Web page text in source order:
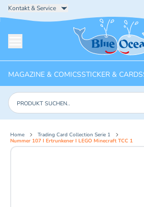
Kontakt & Service
Startseite
MAGAZINE & COMICSSTICKER & CARDS
Produkte suchen
Home
Trading Card Collection Serie 1
Nummer 107 I Ertrunkener I LEGO Minecraft TCC 1